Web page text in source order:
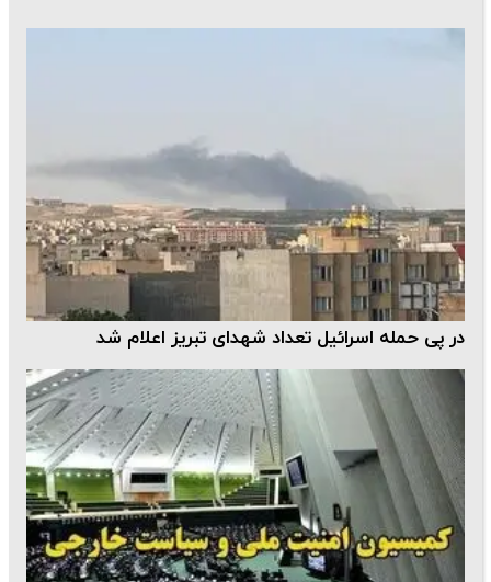
در پی حمله اسرائیل تعداد شهدای تبریز اعلام شد